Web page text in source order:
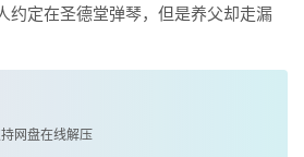
约定在圣德堂弹琴，但是养父却走漏
网盘在线解压